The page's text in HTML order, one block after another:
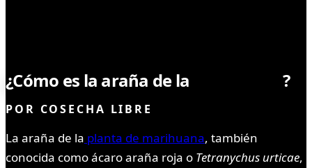
¿Cómo es la araña de la marihuana?
POR COSECHA LIBRE
La araña de la planta de marihuana, también
conocida como ácaro araña roja o Tetranychus urticae,